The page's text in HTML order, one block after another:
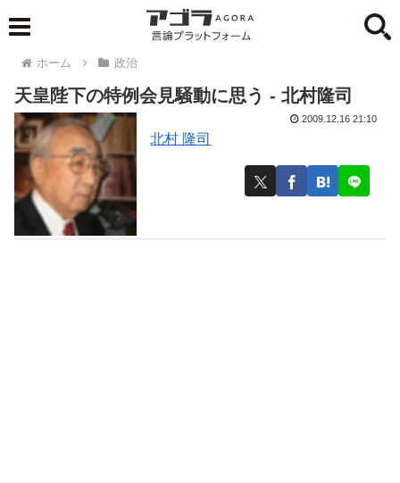
ホーム 政治
天皇陛下の特例会見騒動に思う - 北村隆司
北村 隆司
2009.12.16 21:10